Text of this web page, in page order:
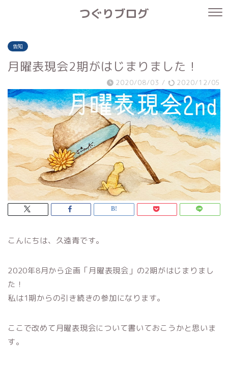
つぐりブログ
告知
月曜表現会2期がはじまりました！
2020/08/03 / 2020/12/05
こんにちは、久遠青です。
2020年8月から企画「月曜表現会」の2期がはじまりまし
た！
私は1期からの引き続きの参加になります。
ここで改めて月曜表現会について書いておこうかと思いま
す。